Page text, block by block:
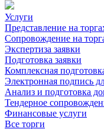
Услуги
Представление на
Сопровождение на
Экспертиза заявки
Подготовка заявки
Комплексная
Электронная подпись
Анализ и подготовка
Тендерное
Финансовые услуги
Все торги